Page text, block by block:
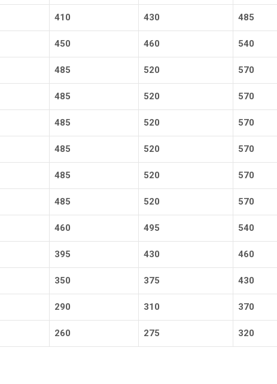
410 430 485
450 460 540
485 520 570
485 520 570
485 520 570
485 520 570
485 520 570
485 520 570
460 495 540
395 430 460
350 375 430
290 310 370
260 275 320